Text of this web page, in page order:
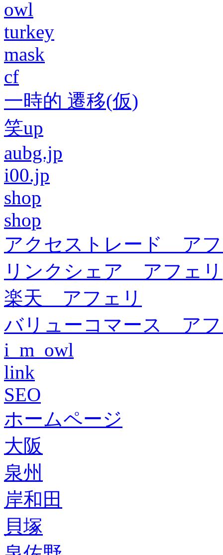
owl
turkey
mask
cf
一時的 遷移(仮)
笑up
aubg.jp
i00.jp
shop
shop
アクセストレード ア
リンクシェア アフェリ
楽天 アフェリ
バリューコマース ア
i_m_owl
link
SEO
ホームページ
大阪
泉州
岸和田
貝塚